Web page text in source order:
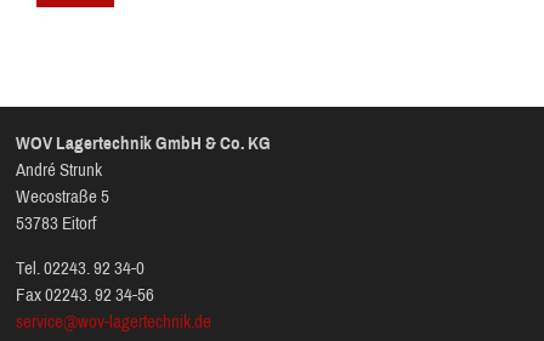
WOV Lagertechnik GmbH & Co. KG
André Strunk
Wecostraße 5
53783 Eitorf
Tel. 02243. 92 34-0
Fax 02243. 92 34-56
service@wov-lagertechnik.de